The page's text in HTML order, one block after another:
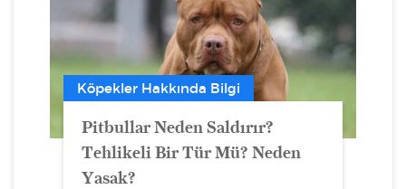
Köpekler Hakkında Bilgi
Pitbullar Neden Saldırır?
Tehlikeli Bir Tür Mü? Neden
Yasak?